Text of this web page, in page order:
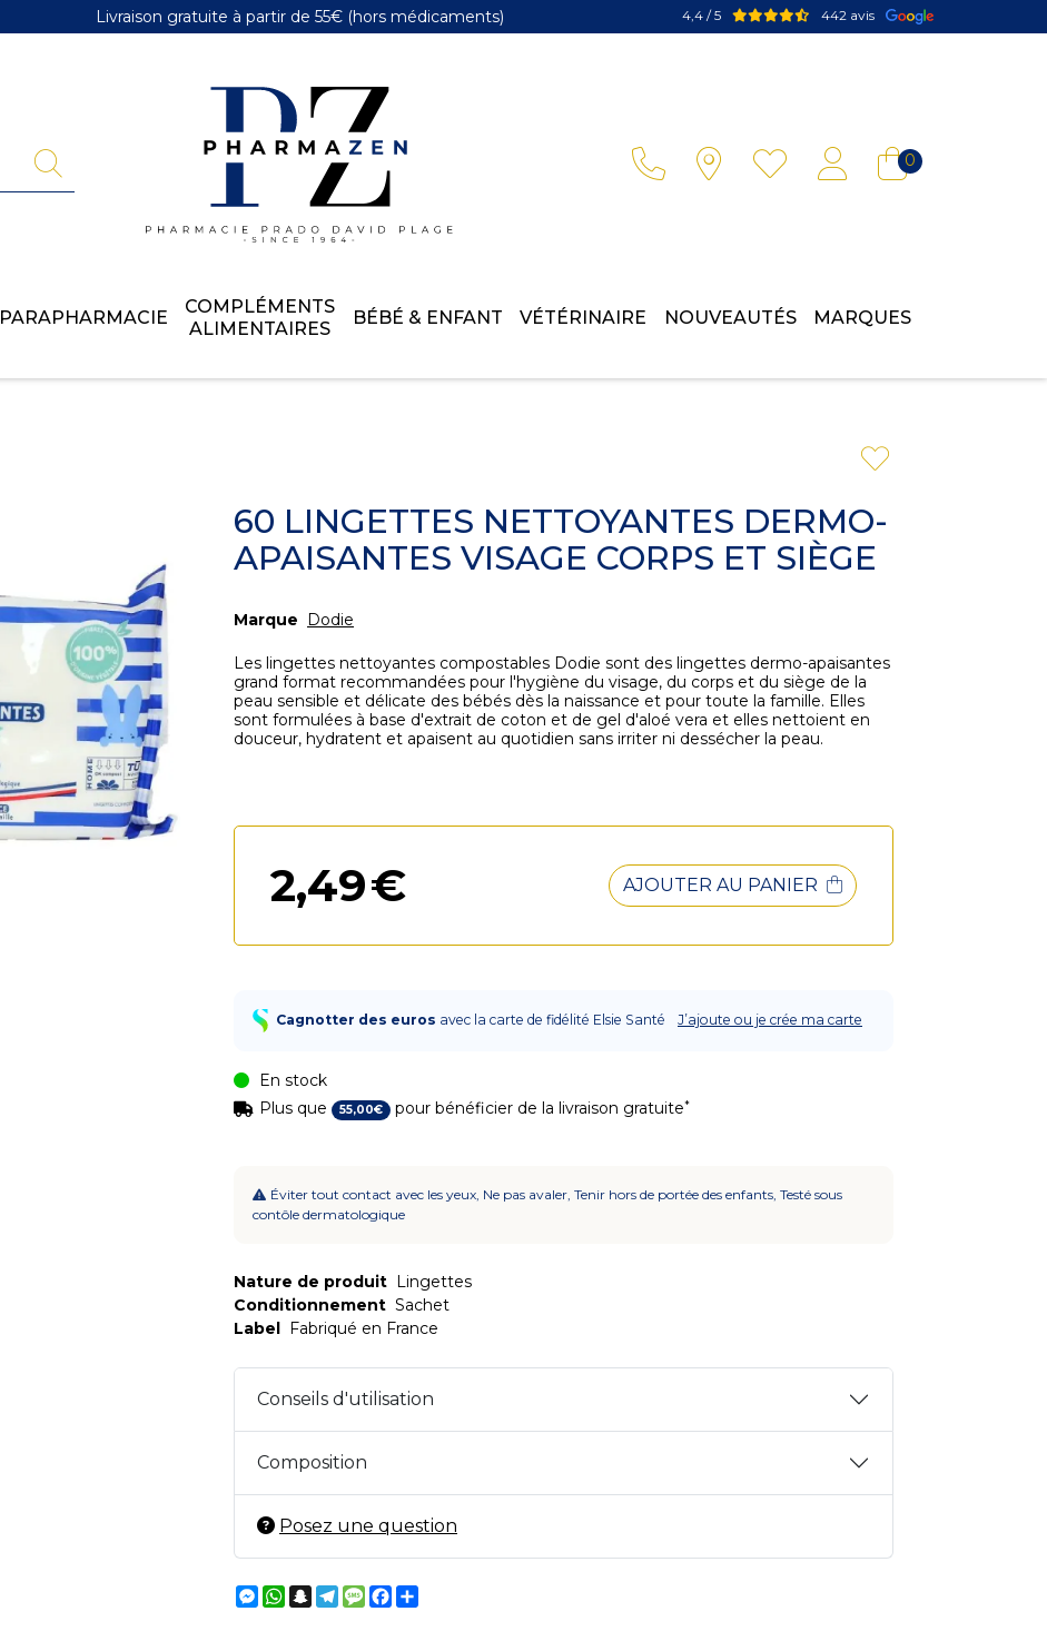
Livraison gratuite à partir de 55€(hors médicaments) 4,4 / 5 442 avis
0
PARAPHARMACIE
COMPLÉMENTS
ALIMENTAIRES
BÉBÉ & ENFANT VÉTÉRINAIRE NOUVEAUTÉS MARQUES
60 LINGETTES NETTOYANTES DERMO-
APAISANTES VISAGE CORPS ET SIÈGE
Marque Dodie
Les lingettes nettoyantes compostables Dodie sont des lingettes dermo-apaisantes
grand format recommandées pour l'hygiène du visage, du corps et du siège de la
peau sensible et délicate des bébés dès la naissance et pour toute la famille. Elles
sont formulées à base d'extrait de coton et de gel d'aloé vera et elles nettoient en
douceur, hydratent et apaisent au quotidien sans irriter ni dessécher la peau.
2,49€ AJOUTER AU PANIER
Cagnotter des euros avec la carte de fidélité Elsie Santé J’ajoute ou je crée ma carte
En stock
Plus que
55,00€ pour bénéficier de la livraison gratuite*
Éviter tout contact avec les yeux, Ne pas avaler, Tenir hors de portée des enfants, Testé sous
contôle dermatologique
Nature de produit Lingettes
Conditionnement Sachet
Label Fabriqué en France
Conseils d'utilisation
Composition
Posez une question
Messenger
WhatsApp
Snapchat
Telegram
MessageFacebook